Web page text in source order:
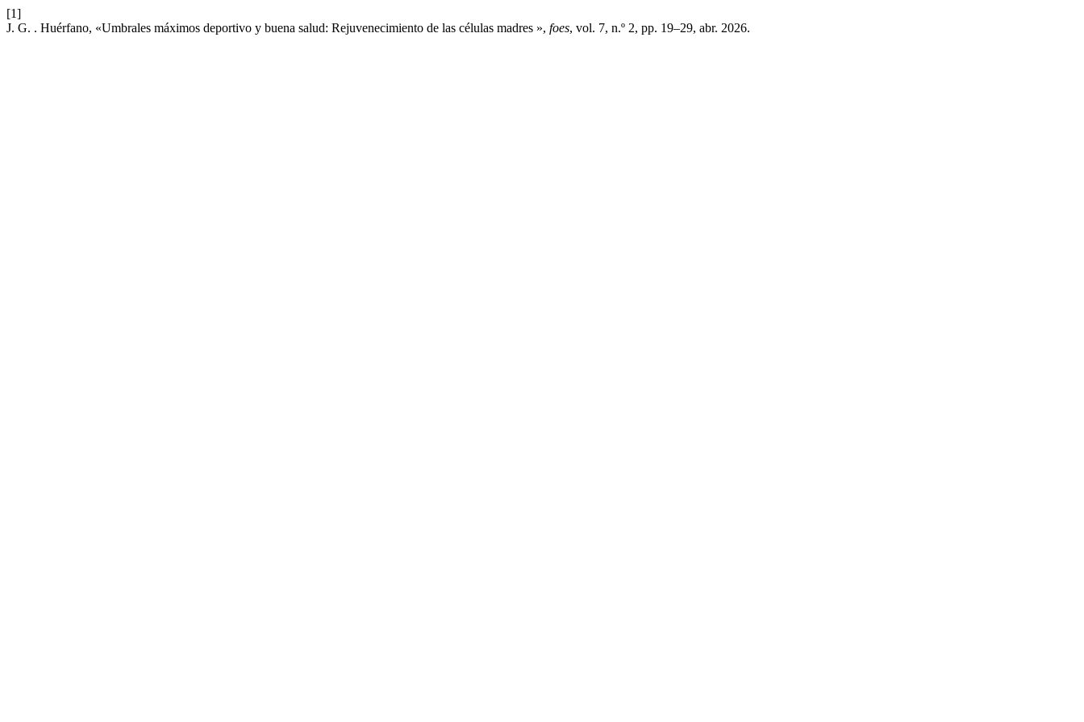
[1]
J. G. . Huérfano, «Umbrales máximos deportivo y buena salud: Rejuvenecimiento de las células madres », foes, vol. 7, n.º 2, pp. 19–29, abr. 2026.